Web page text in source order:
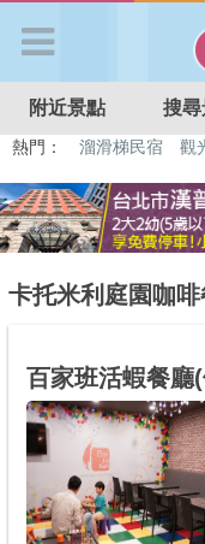
APP登入
首 頁
最新消息
最新留言
附近景點 搜
熱門： 溜滑梯民宿 觀
卡托米利庭園咖
百家班活蝦餐廳